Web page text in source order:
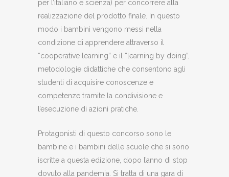
per l’italiano e scienza) per concorrere alla
realizzazione del prodotto finale. In questo
modo i bambini vengono messi nella
condizione di apprendere attraverso il
“cooperative learning” e il “learning by doing”,
metodologie didattiche che consentono agli
studenti di acquisire conoscenze e
competenze tramite la condivisione e
l’esecuzione di azioni pratiche.
Protagonisti di questo concorso sono le
bambine e i bambini delle scuole che si sono
iscritte a questa edizione, dopo l’anno di stop
dovuto alla pandemia. Si tratta di una gara di